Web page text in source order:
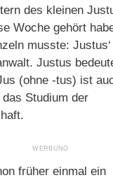
des kleinen
Woche gehört
musste:
Justus
(ohne -tus) ist
Studium der
früher einmal ein